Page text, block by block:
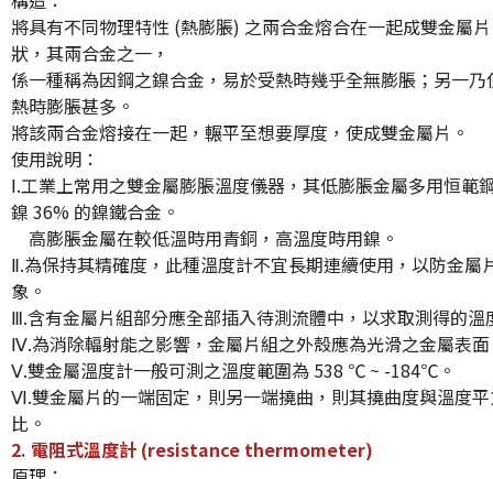
將具有不同物理特性 (熱膨脹) 之兩合金熔合在一起成雙金屬
狀，其兩合金之一，
係一種稱為因鋼之鎳合金，易於受熱時幾乎全無膨脹；另一
熱時膨脹甚多。
將該兩合金熔接在一起，輾平至想要厚度，使成雙金屬片。
使用說明：
Ⅰ.工業上常用之雙金屬膨脹溫度儀器，其低膨脹金屬多用恒範
鎳 36% 的鎳鐵合金。
高膨脹金屬在較低溫時用青銅，高溫度時用鎳。
Ⅱ.為保持其精確度，此種溫度計不宜長期連續使用，以防金屬
象。
Ⅲ.含有金屬片組部分應全部插入待測流體中，以求取測得的溫
Ⅳ.為消除輻射能之影響，金屬片組之外殼應為光滑之金屬表
Ⅴ.雙金屬溫度計一般可測之溫度範圍為 538 ℃ ~ -184℃。
Ⅵ.雙金屬片的一端固定，則另一端撓曲，則其撓曲度與溫度
比。
2. 電阻式溫度計 (resistance thermometer)